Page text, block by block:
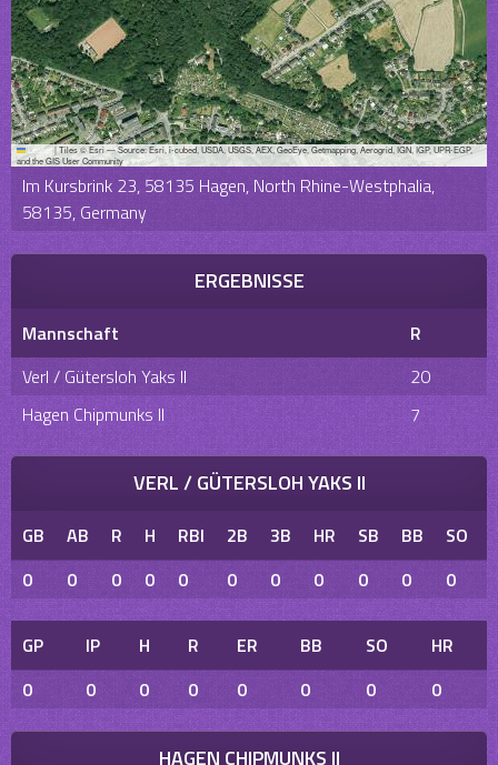
Leaflet |Tiles © Esri — Source: Esri, i-cubed, USDA, USGS, AEX, GeoEye, Getmapping, Aerogrid, IGN, IGP, UPR-EGP,
and the GIS User Community
Im Kursbrink 23, 58135 Hagen, North Rhine-Westphalia,
58135, Germany
ERGEBNISSE
Mannschaft
R
Verl / Gütersloh Yaks II
20
Hagen Chipmunks II
7
VERL / GÜTERSLOH YAKS II
GB AB R H RBI 2B 3B HR SB BB SO
0
0 0 0 0 0 0 0 0 0 0
GP IP H R ER BB SO
HR
0
0 0 0 0 0 0 0
HAGEN CHIPMUNKS II